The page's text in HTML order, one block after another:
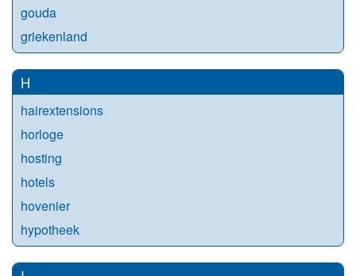
gouda
griekenland
H
hairextensions
horloge
hosting
hotels
hovenier
hypotheek